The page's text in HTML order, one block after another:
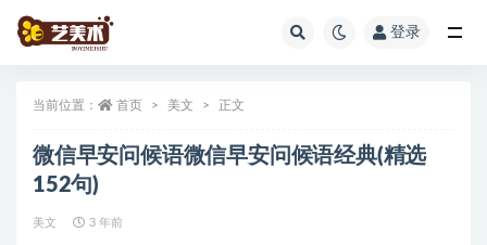
登录
当前位置： 首页 美文 正文
微信早安问候语微信早安问候语经典(精选
152句)
美文 3 年前